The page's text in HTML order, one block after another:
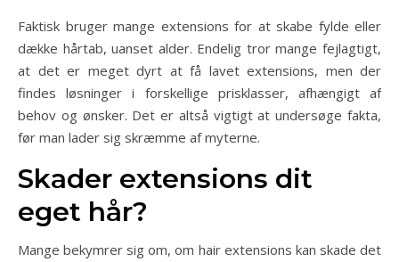
Faktisk bruger mange extensions for at skabe fylde eller
dække hårtab, uanset alder. Endelig tror mange fejlagtigt,
at det er meget dyrt at få lavet extensions, men der
findes løsninger i forskellige prisklasser, afhængigt af
behov og ønsker. Det er altså vigtigt at undersøge fakta,
før man lader sig skræmme af myterne.
Skader extensions dit
eget hår?
Mange bekymrer sig om, om hair extensions kan skade det